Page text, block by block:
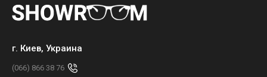
г. Киев, Украина
(066) 866 38 76